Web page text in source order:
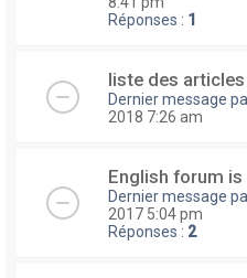
Réponses : 1
liste des articles
Dernier message
2018 7:26 am
English forum
Dernier message
2017 5:04 pm
Réponses : 2